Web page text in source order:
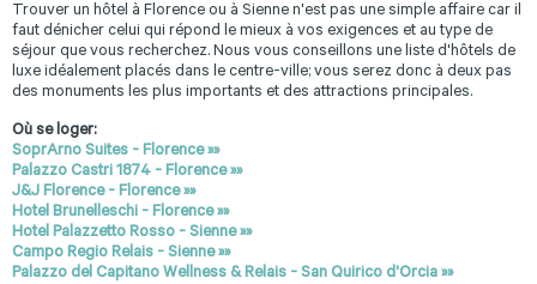
Trouver un hôtel à Florence ou à Sienne n'est pas une simple affaire car il
faut dénicher celui qui répond le mieux à vos exigences et au type de
séjour que vous recherchez. Nous vous conseillons une liste d'hôtels de
luxe idéalement placés dans le centre-ville; vous serez donc à deux pas
des monuments les plus importants et des attractions principales.
Où se loger:
SoprArno Suites - Florence »»
Palazzo Castri 1874 - Florence »»
J&J Florence - Florence »»
Hotel Brunelleschi - Florence »»
Hotel Palazzetto Rosso - Sienne »»
Campo Regio Relais - Sienne »»
Palazzo del Capitano Wellness & Relais - San Quirico d'Orcia »»